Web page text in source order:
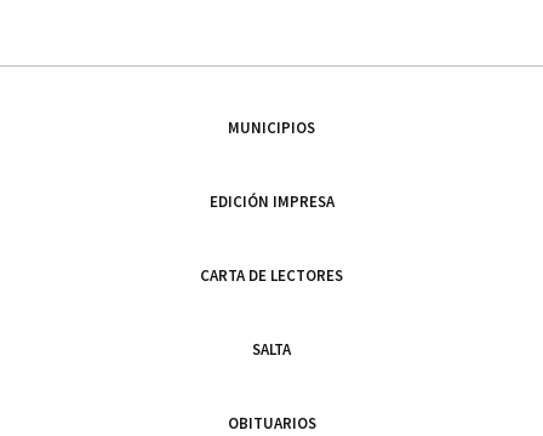
MUNICIPIOS
EDICIÓN IMPRESA
CARTA DE LECTORES
SALTA
OBITUARIOS